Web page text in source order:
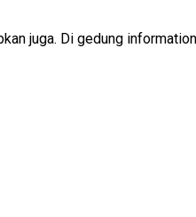
juga. Di gedung